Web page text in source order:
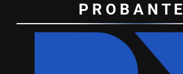
P R O B A N T E